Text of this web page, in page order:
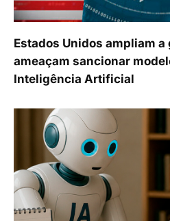
Estados Unidos ampliam
ameaçam sancionar
Inteligência Artificial